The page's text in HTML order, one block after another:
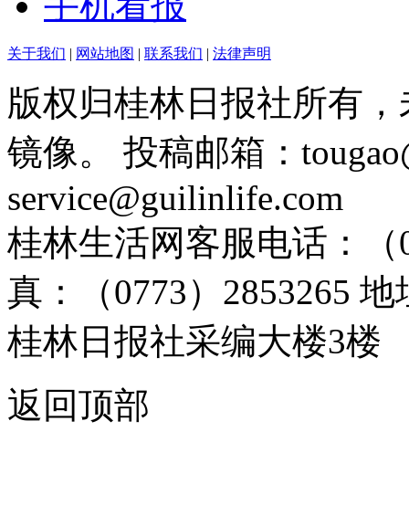
关于我们 | 网站地图 | 联系我们 | 法律声明
版权归桂林日报社所有
镜像。 投稿邮箱：
service@guilinlife.com
桂林生活网客服电话：（
真：（0773）2853265
桂林日报社采编大楼3楼
返回顶部